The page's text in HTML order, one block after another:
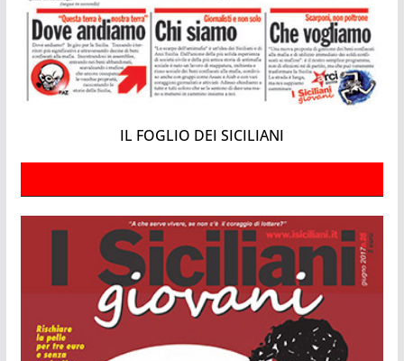
IL FOGLIO DEI SICILIANI